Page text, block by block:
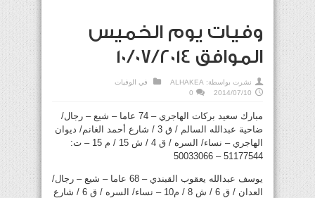
وفيات يوم الخميس
الموافق 10/07/2014
نشرت بواسطة: ALHAKEA في الوفيات
2014/07/10
0
مبارك سعيد بركات الهاجري – 74 عاما – شيع – رجال/
ضاحية عبدالله السالم / ق 3 / شارع أحمد الغانم/ ديوان
الهاجري – نساء/ السره / ق 4 / ش 15 / م 15 – ت:
51177544 – 50033066
يوسف عبدالله يعقوب القبندي – 68 عاما – شيع – رجال/
العدان / ق 6 / ش 8 / م10 – نساء/ السره / ق 6 / شارع